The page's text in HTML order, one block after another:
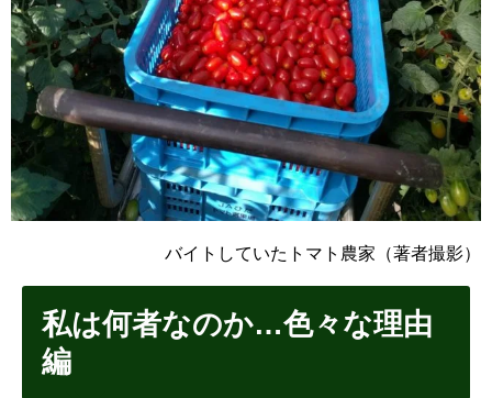
バイトしていたトマト農家（著者撮影）
私は何者なのか…色々な理由
編